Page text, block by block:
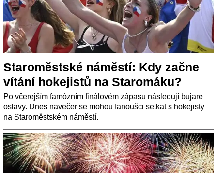
Staroměstské náměstí: Kdy začne
vítání hokejistů na Staromáku?
Po včerejším famózním finálovém zápasu následují bujaré
oslavy. Dnes navečer se mohou fanoušci setkat s hokejisty
na Staroměstském náměstí.